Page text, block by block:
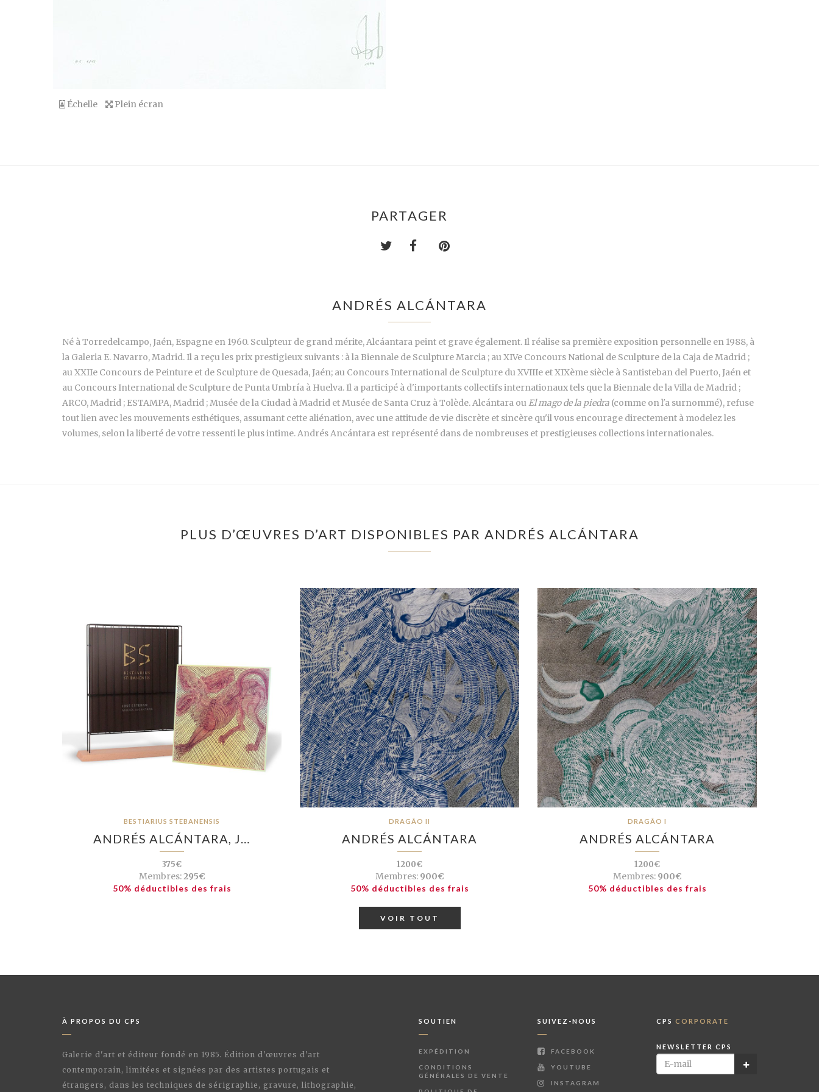
Échelle Plein écran
PARTAGER
ANDRÉS ALCÁNTARA
Né à Torredelcampo, Jaén, Espagne en 1960. Sculpteur de grand mérite, Alcáantara peint et grave également. Il réalise sa première exposition personnelle en 1988, à
la Galeria E. Navarro, Madrid. Il a reçu les prix prestigieux suivants : à la Biennale de Sculpture Marcia ; au XIVe Concours National de Sculpture de la Caja de Madrid ;
au XXIIe Concours de Peinture et de Sculpture de Quesada, Jaén; au Concours International de Sculpture du XVIIIe et XIXème siècle à Santisteban del Puerto, Jaén et
au Concours International de Sculpture de Punta Umbría à Huelva. Il a participé à d'importants collectifs internationaux tels que la Biennale de la Villa de Madrid ;
ARCO, Madrid ; ESTAMPA, Madrid ; Musée de la Ciudad à Madrid et Musée de Santa Cruz à Tolède. Alcántara ou El mago de la piedra (comme on l'a surnommé), refuse
tout lien avec les mouvements esthétiques, assumant cette aliénation, avec une attitude de vie discrète et sincère qu'il vous encourage directement à modelez les
volumes, selon la liberté de votre ressenti le plus intime. Andrés Ancántara est représenté dans de nombreuses et prestigieuses collections internationales.
PLUS D’ŒUVRES D’ART DISPONIBLES PAR ANDRÉS ALCÁNTARA
BESTIARIUS STEBANENSIS
ANDRÉS ALCÁNTARA, J…
375€
Membres:295€
50% déductibles des frais
DRAGÃO II
ANDRÉS ALCÁNTARA
1200€
Membres:900€
50% déductibles des frais
DRAGÃO I
ANDRÉS ALCÁNTARA
1200€
Membres:900€
50% déductibles des frais
VOIR TOUT
À PROPOS DU CPS
Galerie d'art et éditeur fondé en 1985. Édition d'œuvres d'art
contemporain, limitées et signées par des artistes portugais et
étrangers, dans les techniques de sérigraphie, gravure, lithographie,
SOUTIEN
EXPÉDITION
CONDITIONS
GÉNÉRALES DE VENTE
SUIVEZ-NOUS
FACEBOOK
YOUTUBE
INSTAGRAM
CPS CORPORATE
NEWSLETTER CPS